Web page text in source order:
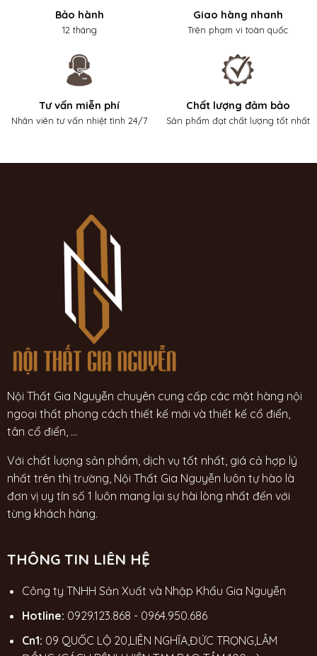
Bảo hành
12 tháng
Giao hàng nhanh
Trên phạm vi toàn quốc
Tư vấn miễn phí
Nhân viên tư vấn nhiệt tình 24/7
Chất lượng đảm bảo
Sản phẩm đạt chất lượng tốt nhất
Nội Thất Gia Nguyễn chuyên cung cấp các mặt hàng nội
ngoại thất phong cách thiết kế mới và thiết kế cổ điển,
tân cổ điển, ...
Với chất lượng sản phẩm, dịch vụ tốt nhất, giá cả hợp lý
nhất trên thị trường, Nội Thất Gia Nguyễn luôn tự hào là
đơn vị uy tín số 1 luôn mang lại sự hài lòng nhất đến với
từng khách hàng.
THÔNG TIN LIÊN HỆ
Công ty TNHH Sản Xuất và Nhập Khẩu Gia Nguyễn
Hotline: 0929.123.868 - 0964.950.686
Cn1: 09 QUỐC LỘ 20,LIÊN NGHĨA,ĐỨC TRỌNG,LÂM